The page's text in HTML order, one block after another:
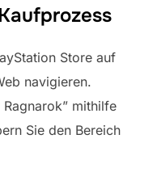
Store auf
navigieren.
mithilfe
Sie den Bereich